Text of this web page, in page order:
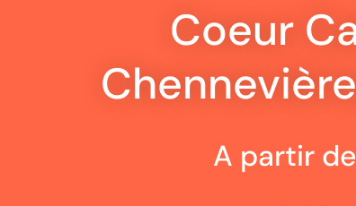
Coeur
A partir